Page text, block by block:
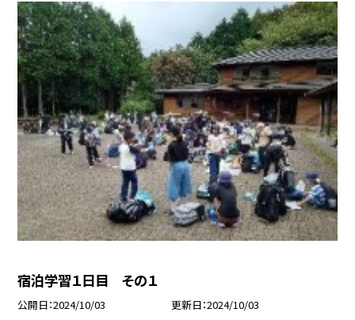
宿泊学習１日目 その１
公開日 2024/10/03 更新日 2024/10/03